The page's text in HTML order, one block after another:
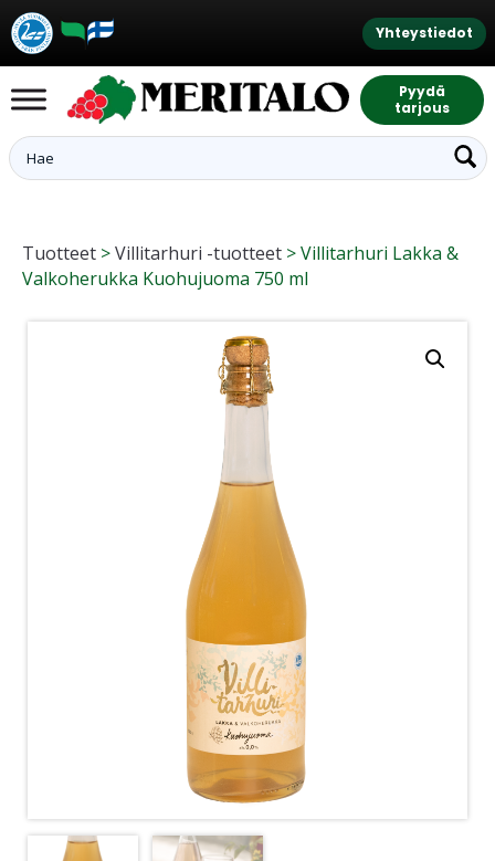
Yhteystiedot
Pyydä
tarjous
Tuotteet >Villitarhuri -tuotteet >Villitarhuri Lakka &
Valkoherukka Kuohujuoma 750 ml